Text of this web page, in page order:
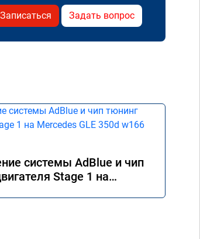
Записаться Задать вопрос
системы AdBlue и чип
Stage 1 на